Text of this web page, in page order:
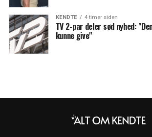
KENDTE 4 timer siden
TV 2-par deler sød nyhed:
kunne give"